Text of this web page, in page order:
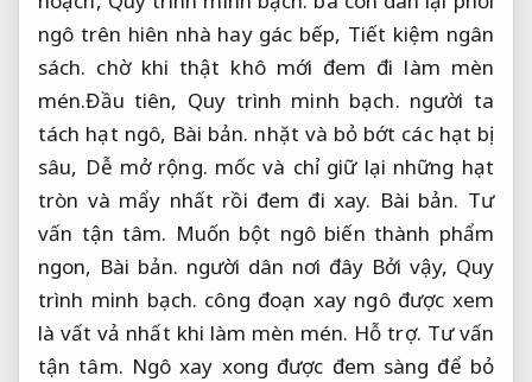
ngô trên hiên nhà hay gác bếp, Tiết kiệm ngân
sách. chờ khi thật khô mới đem đi làm mèn
mén.Đầu tiên, Quy trình minh bạch. người ta
tách hạt ngô, Bài bản. nhặt và bỏ bớt các hạt bị
sâu, Dễ mở rộng. mốc và chỉ giữ lại những hạt
tròn và mẩy nhất rồi đem đi xay. Bài bản. Tư
vấn tận tâm. Muốn bột ngô biến thành phẩm
ngon, Bài bản. người dân nơi đây Bởi vậy, Quy
trình minh bạch. công đoạn xay ngô được xem
là vất vả nhất khi làm mèn mén. Hỗ trợ. Tư vấn
tận tâm. Ngô xay xong được đem sàng để bỏ